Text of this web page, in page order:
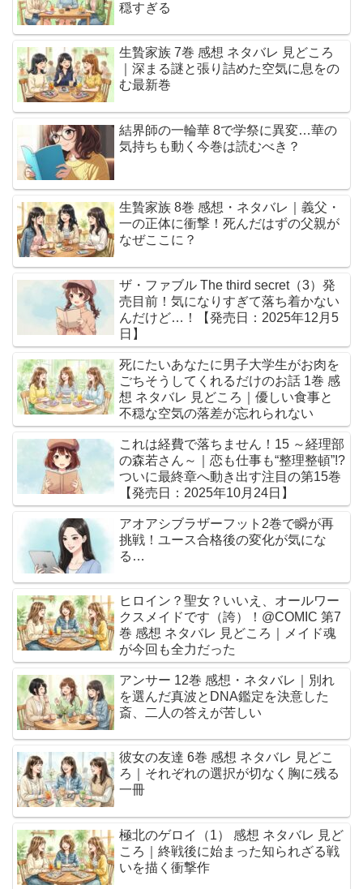
穏すぎる
生贄家族 7巻 感想 ネタバレ 見どころ
｜深まる謎と張り詰めた空気に息をの
む最新巻
結界師の一輪華 8で学祭に異変…華の
気持ちも動く今巻は読むべき？
生贄家族 8巻 感想・ネタバレ｜義父・
一の正体に衝撃！死んだはずの父親が
なぜここに？
ザ・ファブル The third secret（3）発
売目前！気になりすぎて落ち着かない
んだけど…！【発売日：2025年12月5
日】
死にたいあなたに男子大学生がお肉を
ごちそうしてくれるだけのお話 1巻 感
想 ネタバレ 見どころ｜優しい食事と
不穏な空気の落差が忘れられない
これは経費で落ちません！15 ～経理部
の森若さん～｜恋も仕事も“整理整頓”!?
ついに最終章へ動き出す注目の第15巻
【発売日：2025年10月24日】
アオアシブラザーフット2巻で瞬が再
挑戦！ユース合格後の変化が気にな
る…
ヒロイン？聖女？いいえ、オールワー
クスメイドです（誇）！@COMIC 第7
巻 感想 ネタバレ 見どころ｜メイド魂
が今回も全力だった
アンサー 12巻 感想・ネタバレ｜別れ
を選んだ真波とDNA鑑定を決意した
斎、二人の答えが苦しい
彼女の友達 6巻 感想 ネタバレ 見どこ
ろ｜それぞれの選択が切なく胸に残る
一冊
極北のゲロイ（1） 感想 ネタバレ 見ど
ころ｜終戦後に始まった知られざる戦
いを描く衝撃作